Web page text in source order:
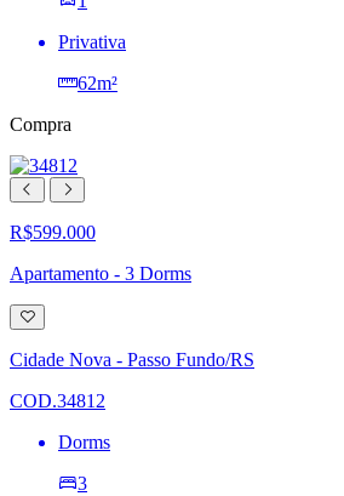
Privativa
62m²
Compra
R$599.000
Apartamento - 3 Dorms
Adicionar
à
lista
de
Cidade Nova - Passo Fundo/RS
COD.34812
Dorms
3